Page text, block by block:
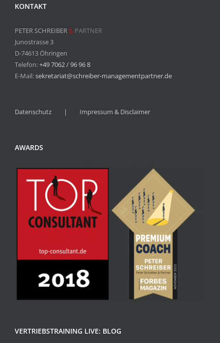
KONTAKT
PETER SCHREIBER& PARTNER
Junostrasse 3
D-74613 Öhringen
Telefon:+49 7062 / 96 96 8
E-Mail:sekretariat@schreiber-managementpartner.de
Datenschutz Impressum & Disclaimer
AWARDS
VERTRIEBSTRAINING LIVE: BLOG